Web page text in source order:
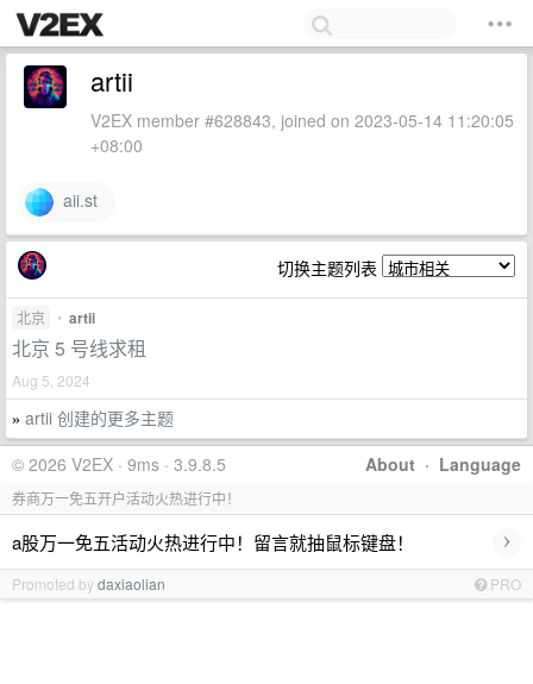
artii
V2EX member #628843, joined on 2023-05-14 11:20:05
+08:00
aii.st
切换主题列表
北京 • artii
北京 5 号线求租
Aug 5, 2024
» artii 创建的更多主题
About · Language
© 2026 V2EX · 9ms · 3.9.8.5
券商万一免五开户活动火热进行中！
a股万一免五活动火热进行中！留言就抽鼠标键盘！ ›
Promoted bydaxiaolian PRO